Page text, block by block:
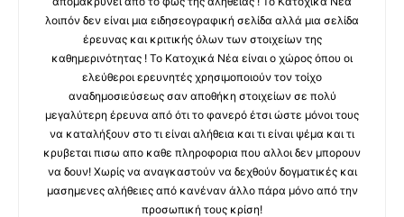
λοιπόν δεν είναι μια ειδησεογραφική σελίδα αλλά μια σελίδα
έρευνας και κριτικής όλων των στοιχείων της
καθημερινότητας ! Το Κατοχικά Νέα είναι ο χώρος όπου οι
ελεύθεροι ερευνητές χρησιμοποιούν τον τοίχο
αναδημοσιεύσεως σαν αποθήκη στοιχείων σε πολύ
μεγαλύτερη έρευνα από ότι το φανερό έτσι ώστε μόνοι τους
να καταλήξουν στο τι είναι αλήθεια και τι είναι ψέμα και τι
κρυβεται πισω απο καθε πληροφορια που αλλοι δεν μπορουν
να δουν! Χωρίς να αναγκαστούν να δεχθούν δογματικές και
μασημενες αλήθειες από κανέναν άλλο πάρα μόνο από την
προσωπική τους κρίση!